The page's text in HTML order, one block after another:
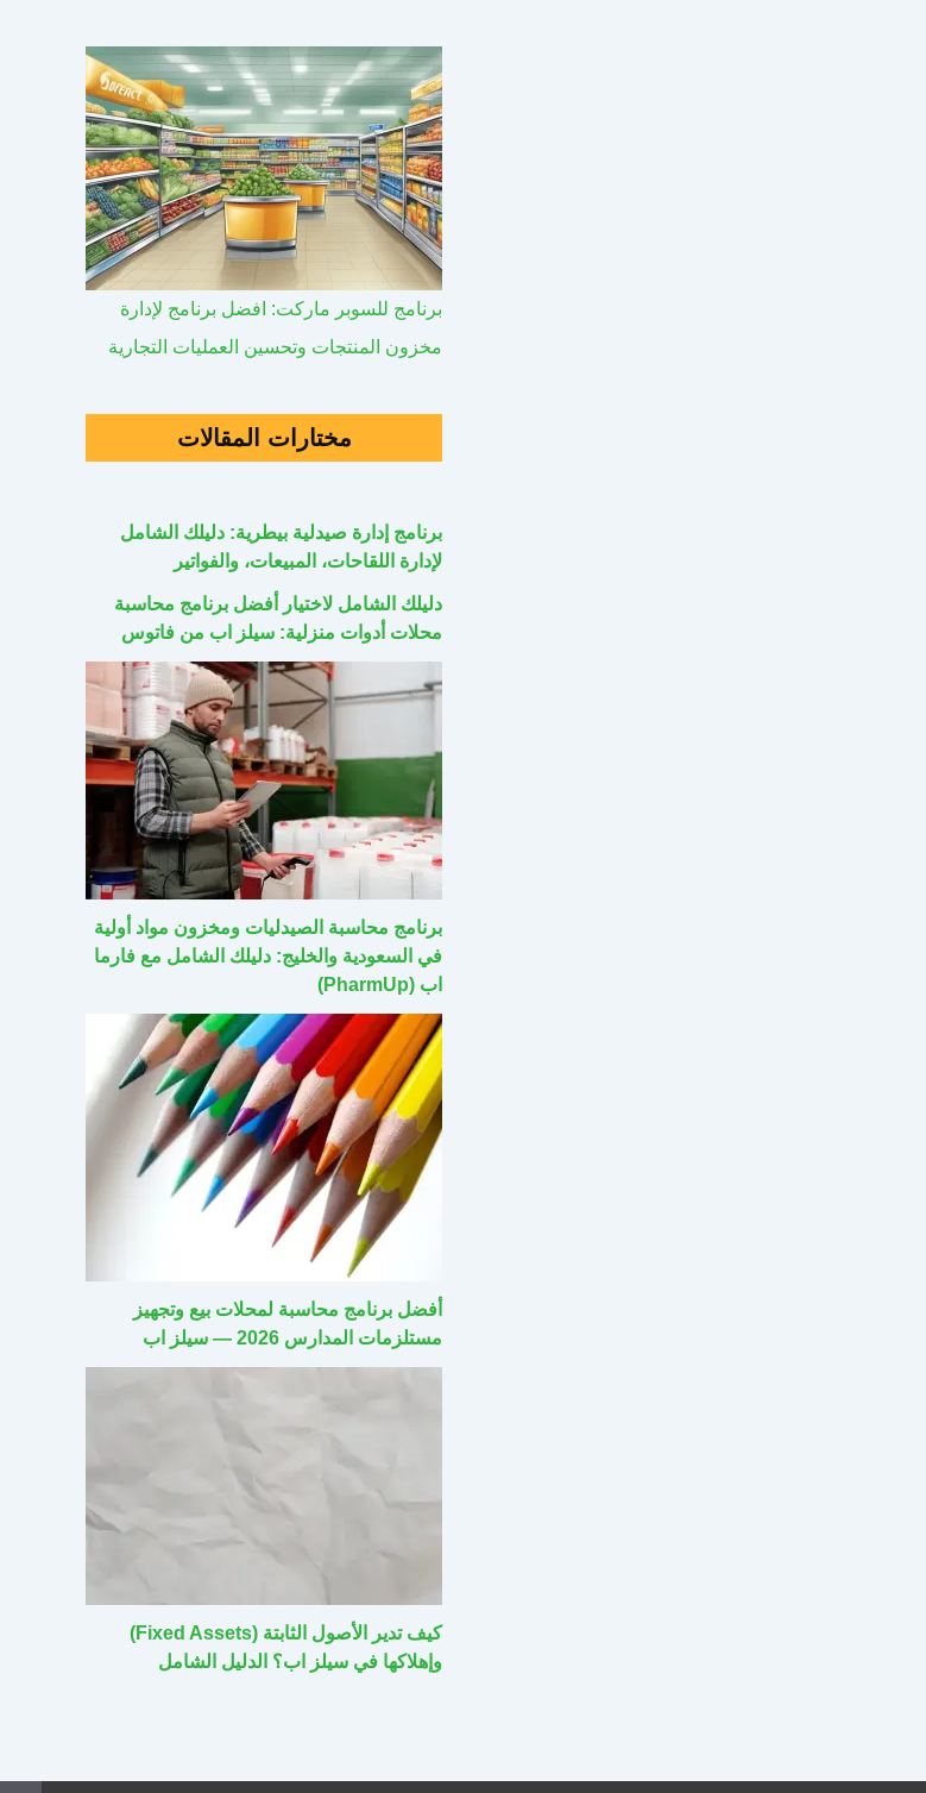
برنامج للسوبر ماركت: افضل برنامج لإدارة
مخزون المنتجات وتحسين العمليات التجارية
مختارات المقالات
برنامج إدارة صيدلية بيطرية: دليلك الشامل
لإدارة اللقاحات، المبيعات، والفواتير
دليلك الشامل لاختيار أفضل برنامج محاسبة
محلات أدوات منزلية: سيلز اب من فاتوس
برنامج محاسبة الصيدليات ومخزون مواد أولية
في السعودية والخليج: دليلك الشامل مع فارما
اب (PharmUp)
أفضل برنامج محاسبة لمحلات بيع وتجهيز
مستلزمات المدارس 2026 — سيلز اب
كيف تدير الأصول الثابتة (Fixed Assets)
وإهلاكها في سيلز اب؟ الدليل الشامل